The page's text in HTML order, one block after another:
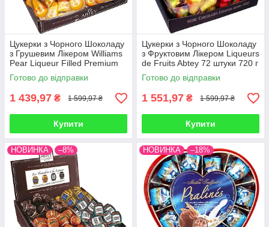
Цукерки з Чорного Шоколаду
з Грушевим Лікером Williams
Pear Liqueur Filled Premium
Dark Chocolates Abtey 720 г
(70 шт) Франція
Готово до відправки
1 439,97 ₴ 1 599,97 ₴
Купити
Цукерки з Чорного Шоколаду
з Фруктовим Лікером Liqueurs
de Fruits Abtey 72 штуки 720 г
Франція
Готово до відправки
1 551,97 ₴ 1 599,97 ₴
Купити
НОВИНКА –8% НОВИНКА –18%